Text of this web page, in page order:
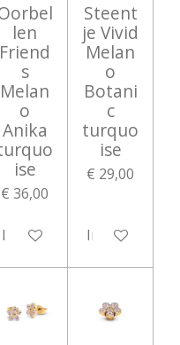
len
Friend
s
Melan
o
Anika
ise
€ 36,00
In winkelwagen
Steent
je Vivid
Melan
o
Botani
c
turquo
ise
€ 29,00
In